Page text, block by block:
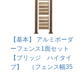
【基本】 アルミボーダ
ーフェンス1面セット
【ブリッジ ハイタイ
プ】 （フェンス幅35